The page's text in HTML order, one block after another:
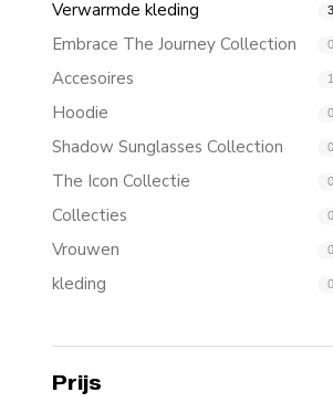
Verwarmde kleding 3
Embrace The Journey Collection 0
Accesoires 1
Hoodie 0
Shadow Sunglasses Collection 0
The Icon Collectie 0
Collecties 0
Vrouwen 0
kleding 0
Prijs